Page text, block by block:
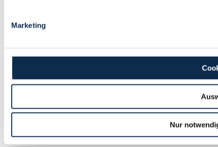
Marketing
Nur